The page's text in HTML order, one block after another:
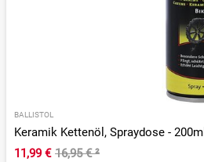
BALLISTOL
Keramik Kettenöl, Spraydose - 200ml
11,99 € 16,95 €²